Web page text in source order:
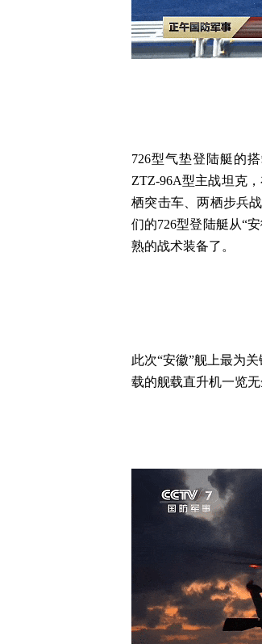
726型气垫登陆艇的
ZTZ-96A型主战坦克
栖突击车、两栖步兵
们的726型登陆艇从“
熟的战术装备了。
此次“安徽”舰上最为
载的舰载直升机一览